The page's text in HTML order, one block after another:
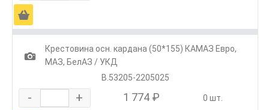
Ä
1
Крестовина осн. кардана (50*155) КАМАЗ Евро,
МАЗ, БелАЗ / УКД
В.53205-2205025
- + 1 774 ₽ 0 шт.